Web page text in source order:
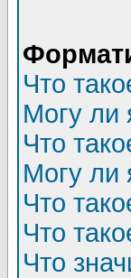
Что
Могу ли
Что
Могу ли
Что
Что
Что